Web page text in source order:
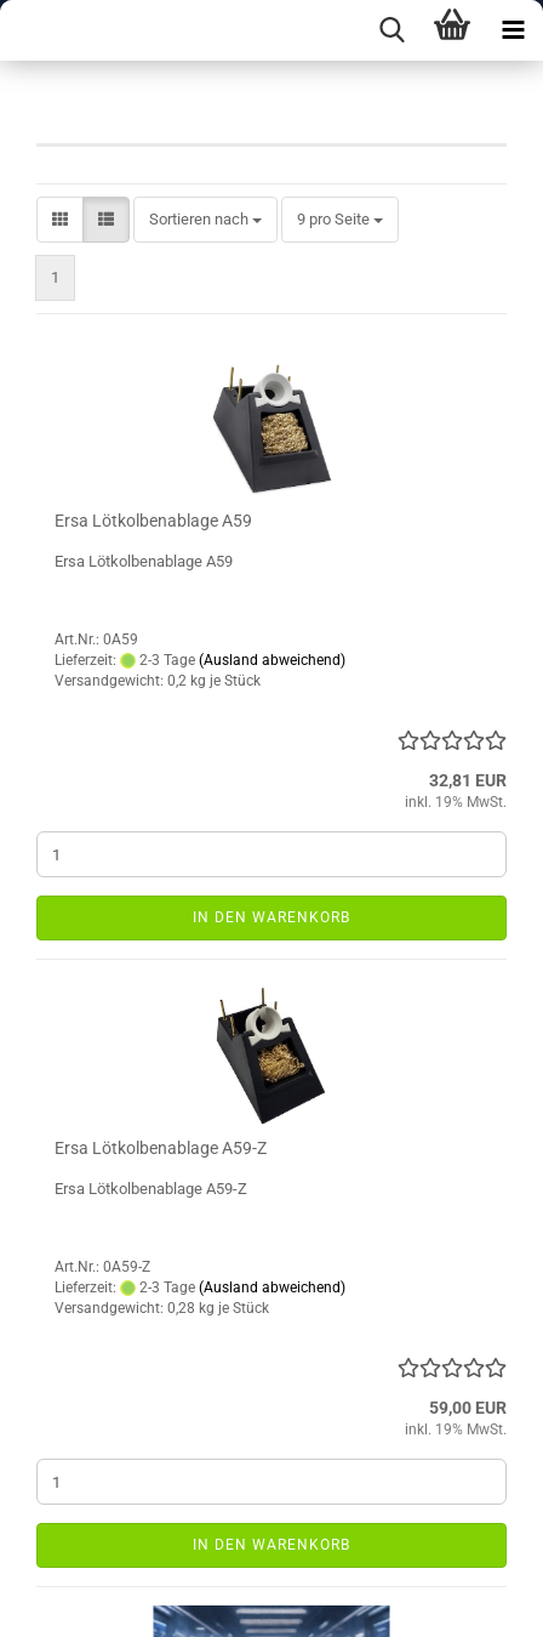
Sortieren nach
Sortieren nach 9 pro Seite
pro Seite
1
Ersa Lötkolbenablage A59
Ersa Lötkolbenablage A59
Art.Nr.: 0A59
Lieferzeit:
2-3 Tage (Ausland abweichend)
Versandgewicht: 0,2 kg je Stück
32,81 EUR
inkl. 19% MwSt.
IN DEN WARENKORB
Ersa Lötkolbenablage A59-Z
Ersa Lötkolbenablage A59-Z
Art.Nr.: 0A59-Z
Lieferzeit:
2-3 Tage (Ausland abweichend)
Versandgewicht: 0,28 kg je Stück
59,00 EUR
inkl. 19% MwSt.
IN DEN WARENKORB